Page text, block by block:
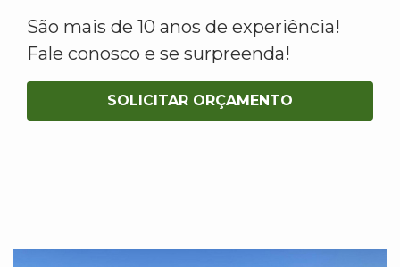
São mais de 10 anos de experiência!
Fale conosco e se surpreenda!
SOLICITAR ORÇAMENTO